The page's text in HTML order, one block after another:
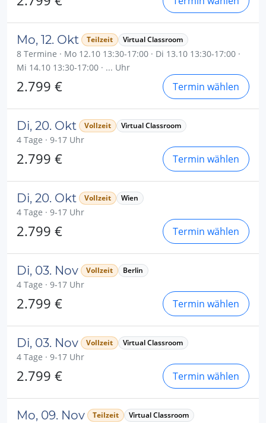
Mo, 12. Okt Teilzeit Virtual Classroom
8 Termine · Mo 12.10 13:30-17:00 · Di 13.10 13:30-17:00 ·
Mi 14.10 13:30-17:00 · ... Uhr
2.799 € Termin wählen
Di, 20. Okt Vollzeit Virtual Classroom
4 Tage · 9-17 Uhr
2.799 € Termin wählen
Di, 20. Okt Vollzeit Wien
4 Tage · 9-17 Uhr
2.799 € Termin wählen
Di, 03. Nov Vollzeit Berlin
4 Tage · 9-17 Uhr
2.799 € Termin wählen
Di, 03. Nov Vollzeit Virtual Classroom
4 Tage · 9-17 Uhr
2.799 € Termin wählen
Mo, 09. Nov Teilzeit Virtual Classroom